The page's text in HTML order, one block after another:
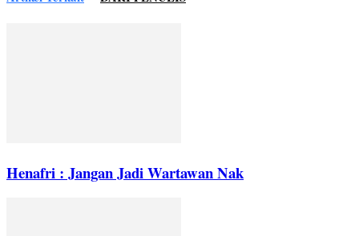
Henafri : Jangan Jadi Wartawan Nak